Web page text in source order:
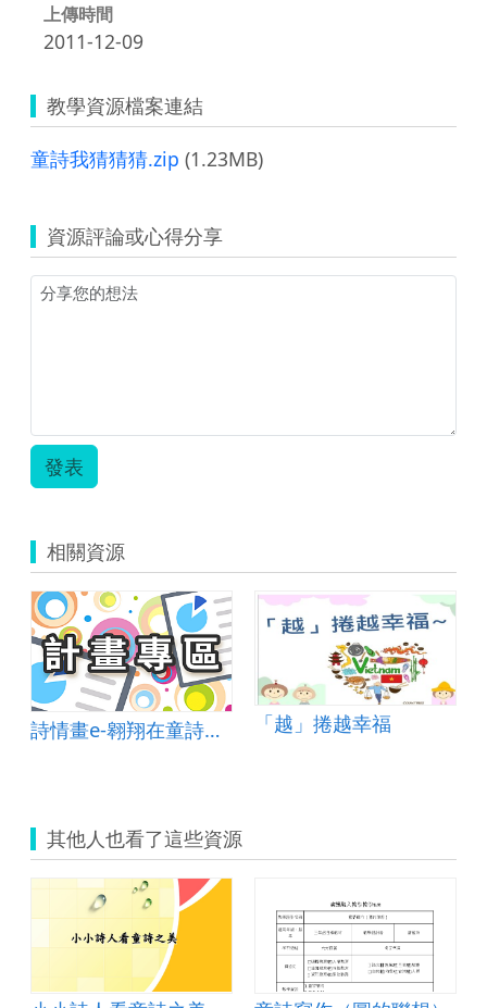
上傳時間
2011-12-09
教學資源檔案連結
童詩我猜猜猜.zip (1.23MB)
資源評論或心得分享
發表
相關資源
詩情畫e-翱翔在童詩的繽紛國度 「越」捲越幸福
其他人也看了這些資源